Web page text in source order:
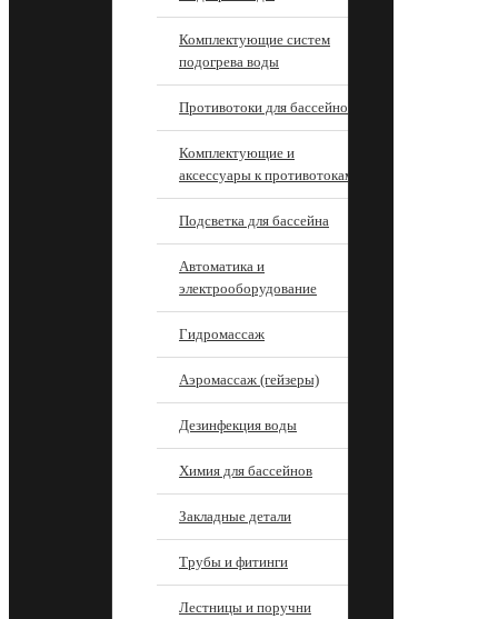
Комплектующие систем
подогрева воды
Противотоки для бассейнов
Комплектующие и
аксессуары к противотокам
Подсветка для бассейна
Автоматика и
электрооборудование
Гидромассаж
Аэромассаж (гейзеры)
Дезинфекция воды
Химия для бассейнов
Закладные детали
Трубы и фитинги
Лестницы и поручни